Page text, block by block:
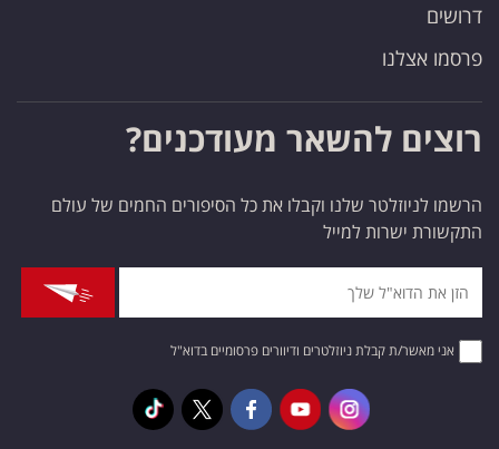
דרושים
פרסמו אצלנו
רוצים להשאר מעודכנים?
הרשמו לניוזלטר שלנו וקבלו את כל הסיפורים החמים של עולם
התקשורת ישרות למייל
אני מאשר/ת קבלת ניוזלטרים ודיוורים פרסומיים בדוא"ל